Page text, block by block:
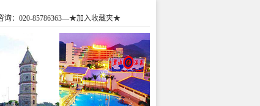
询：020-85786363—★加入收藏夹★